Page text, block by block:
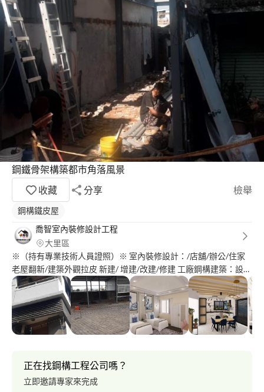
鋼鐵骨架構築都市角落風景
收藏
分享 檢舉
鋼構鐵皮屋
喬智室內裝修設計工程
大里區
※（持有專業技術人員證照）※ 室內裝修設計：/店舖/辦公/住家
老屋翻新/建築外觀拉皮 新建/ 增建/改建/修建 工廠鋼構建築：設
計/建造/鐵皮 到府評估建議，誠實估價，品質保證，如期完工，竣
工查驗，多元化服務， 居家修繕可信賴的好夥伴! ※ 室內裝修許可
證申請 ※ 竣工查驗簽證 公司人員持有中華民國內政部營建署專業
技術人員登記證，並領有行政院公共工程委員會土建品管工程師證
書，工地主任證書、中華民國室內裝修乙級技術人員證照！ 並由
您安心交付我們為您誠懇的服務！ ※釋放美的根基，無憂制家，
裝點生活！ ※平價不失高貴，優質更顯風範！ ※ 為你的滿意，團
結執著，誓不停止！ ※ 提升生活的品質，創造你我的魅力，【喬
正在找鋼構工程公司嗎？
立即邀請專家來完成